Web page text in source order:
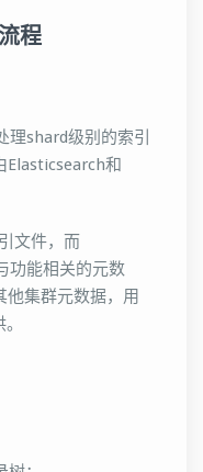
程
理shard级别的索引
Elasticsearch和
文件，而
功能相关的元数
他集群元数据，用